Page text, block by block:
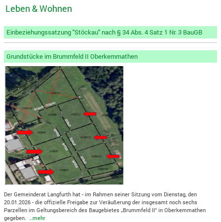
Leben & Wohnen
Einbeziehungssatzung "Stöckau" nach § 34 Abs. 4 Satz 1 Nr. 3 BauGB
Grundstücke im Brummfeld II Oberkemmathen
Der Gemeinderat Langfurth hat - im Rahmen seiner Sitzung vom Dienstag, den
20.01.2026 - die offizielle Freigabe zur Veräußerung der insgesamt noch sechs
Parzellen im Geltungsbereich des Baugebietes „Brummfeld II“ in Oberkemmathen
gegeben.
…mehr